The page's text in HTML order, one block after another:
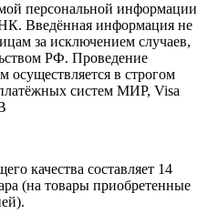
персональной информации
Введённая информация не
за исключением случаев,
РФ. Проведение
осуществляется в строгом
систем МИР, Visa
качества составляет 14
(на товары приобретенные